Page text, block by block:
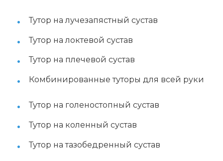
Тутор на лучезапястный сустав
Тутор на локтевой сустав
Тутор на плечевой сустав
Комбинированные туторы для всей руки
Тутор на голеностопный сустав
Тутор на коленный сустав
Тутор на тазобедренный сустав